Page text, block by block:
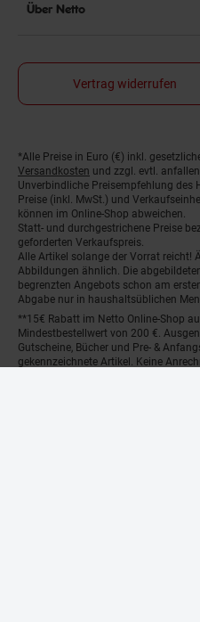
Über Netto
Vertrag widerrufen
Fußnoten
*Alle Preise in Euro (€) inkl.
Versandkosten und zzgl. evtl.
Unverbindliche Preisempfehlung des
Preise (inkl. MwSt.) und
können im Online-Shop abweichen.
Statt- und durchgestrichene Preise
geforderten Verkaufspreis.
Alle Artikel solange der Vorrat reicht!
Abbildungen ähnlich. Die
begrenzten Angebots schon am
Abgabe nur in haushaltsüblichen
**15€ Rabatt im Netto Online-Shop
Mindestbestellwert von 200 €.
Gutscheine, Bücher und Pre- &
gekennzeichnete Artikel. Keine